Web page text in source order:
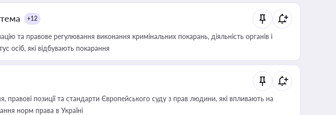
+12
та правове регулювання виконання кримінальних покарань, діяльність органів і
осіб, які відбувають покарання
правові позиції та стандарти Європейського суду з прав людини, які впливають на
норм права в Україні